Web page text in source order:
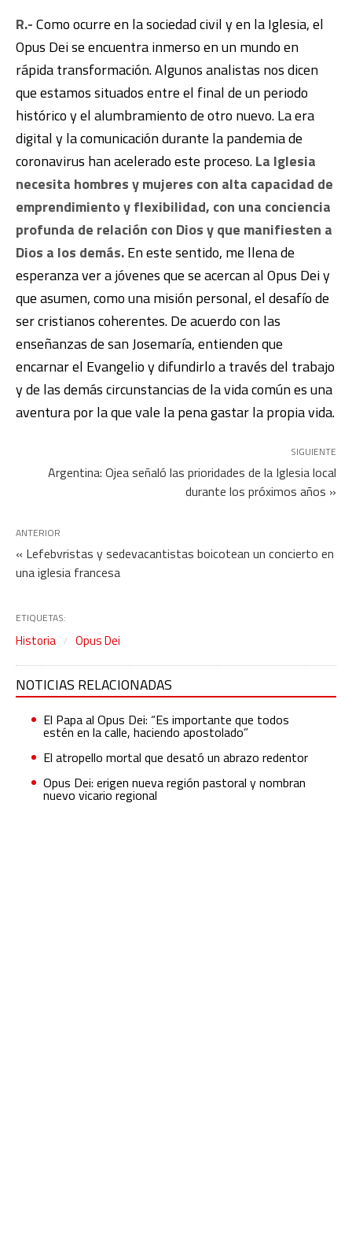
R.-Como ocurre en la sociedad civil y en la Iglesia, el
Opus Dei se encuentra inmerso en un mundo en
rápida transformación. Algunos analistas nos dicen
que estamos situados entre el final de un periodo
histórico y el alumbramiento de otro nuevo. La era
digital y la comunicación durante la pandemia de
coronavirus han acelerado este proceso.La Iglesia
necesita hombres y mujeres con alta capacidad de
emprendimiento y flexibilidad, con una conciencia
profunda de relación con Dios y que manifiesten a
Dios a los demás.En este sentido, me llena de
esperanza ver a jóvenes que se acercan al Opus Dei y
queasumen, como una misión personal, el desafío de
ser cristianos coherentes. De acuerdo con las
enseñanzas de san Josemaría, entienden que
encarnar el Evangelio y difundirlo a través del trabajo
y de las demás circunstancias de la vida común es una
aventura por la que vale la pena gastar la propia vida.
SIGUIENTE
Argentina: Ojea señaló las prioridades de la Iglesia local
durante los próximos años »
ANTERIOR
« Lefebvristas y sedevacantistas boicotean un concierto en
una iglesia francesa
ETIQUETAS:
Historia Opus Dei
NOTICIAS RELACIONADAS
El Papa al Opus Dei: “Es importante que todos
estén en la calle, haciendo apostolado”
El atropello mortal que desató un abrazo redentor
Opus Dei: erigen nueva región pastoral y nombran
nuevo vicario regional